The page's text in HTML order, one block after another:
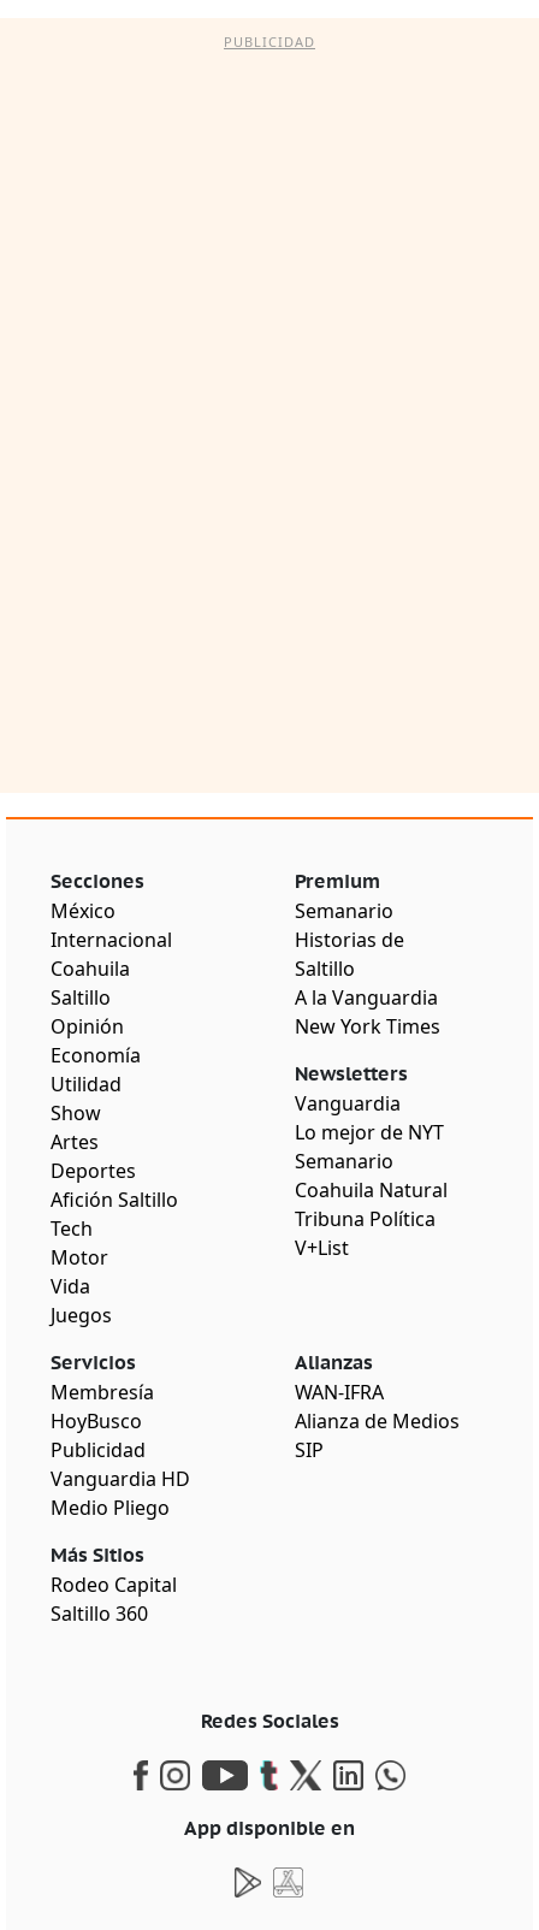
PUBLICIDAD
Secciones
México
Internacional
Coahuila
Saltillo
Opinión
Economía
Utilidad
Show
Artes
Deportes
Afición Saltillo
Tech
Motor
Vida
Juegos
Premium
Semanario
Historias de
Saltillo
A la Vanguardia
New York Times
Newsletters
Vanguardia
Lo mejor de NYT
Semanario
Coahuila Natural
Tribuna Política
V+List
Servicios
Membresía
HoyBusco
Publicidad
Vanguardia HD
Medio Pliego
Más Sitios
Rodeo Capital
Saltillo 360
Alianzas
WAN-IFRA
Alianza de Medios
SIP
Redes Sociales
App disponible en